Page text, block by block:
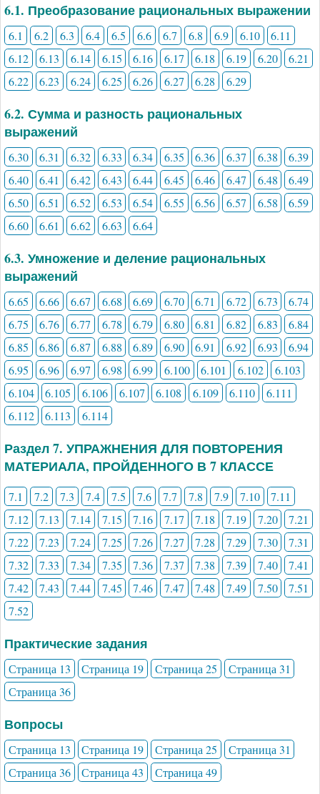
6.1. Преобразование рациональных выражении
6.1 6.2 6.3 6.4 6.5 6.6 6.7 6.8 6.9 6.10
6.11
6.12
6.13 6.14 6.15 6.16 6.17 6.18 6.19 6.20
6.21
6.22
6.23 6.24 6.25 6.26 6.27 6.28 6.29
6.2. Сумма и разность рациональных
выражений
6.30 6.31 6.32 6.33 6.34 6.35 6.36 6.37 6.38
6.39
6.40
6.41 6.42 6.43 6.44 6.45 6.46 6.47 6.48
6.49
6.50
6.51 6.52 6.53 6.54 6.55 6.56 6.57 6.58
6.59
6.60
6.61 6.62 6.63 6.64
6.3. Умножение и деление рациональных
выражений
6.65 6.66 6.67 6.68 6.69 6.70 6.71 6.72 6.73
6.74
6.75
6.76 6.77 6.78 6.79 6.80 6.81 6.82 6.83
6.84
6.85
6.86 6.87 6.88 6.89 6.90 6.91 6.92 6.93
6.94
6.95
6.96 6.97 6.98 6.99 6.100 6.101 6.102
6.103
6.104
6.105 6.106 6.107 6.108 6.109 6.110
6.111
6.112
6.113 6.114
Раздел 7. УПРАЖНЕНИЯ ДЛЯ ПОВТОРЕНИЯ
МАТЕРИАЛА, ПРОЙДЕННОГО В 7 КЛАССЕ
7.1 7.2 7.3 7.4 7.5 7.6 7.7 7.8 7.9 7.10
7.11
7.12
7.13 7.14 7.15 7.16 7.17 7.18 7.19 7.20
7.21
7.22
7.23 7.24 7.25 7.26 7.27 7.28 7.29 7.30
7.31
7.32
7.33 7.34 7.35 7.36 7.37 7.38 7.39 7.40
7.41
7.42
7.43 7.44 7.45 7.46 7.47 7.48 7.49 7.50
7.51
7.52
Практические задания
Страница 13 Страница 19 Страница 25
Страница 31
Страница 36
Вопросы
Страница 13 Страница 19 Страница 25
Страница 31
Страница 36
Страница 43 Страница 49